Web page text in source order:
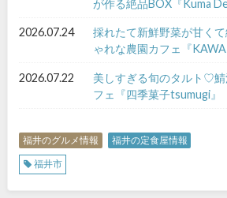
が作る絶品BOX『Kuma
2026.07.24
採れたて新鮮野菜が甘く
ゃれな農園カフェ『
2026.07.22
美しすぎる旬のタルト♡
フェ『四季菓子tsumugi』
福井のグルメ情報
福井の定食屋情報
福井市